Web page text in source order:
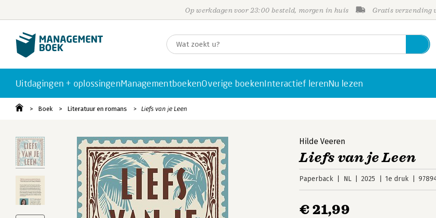
Op werkdagen voor 23:00 besteld, morgen in huis Gratis verzending
Uitdagingen + oplossingenManagementboekenOverige boekenInteractief lerenNu lezen
Boek Literatuur en romans Liefs van je Leen
Hilde Veeren
Liefs van je Leen
Paperback NL 2025 1e druk
€ 21,99